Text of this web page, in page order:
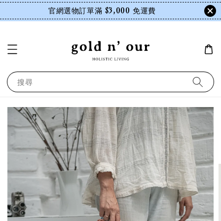
官網選物訂單滿 $3,000 免運費
搜尋